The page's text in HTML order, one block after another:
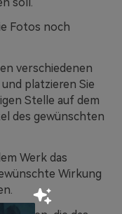
Fotos noch
verschiedenen
platzieren Sie
Stelle auf dem
des gewünschten
Werk das
Wirkung